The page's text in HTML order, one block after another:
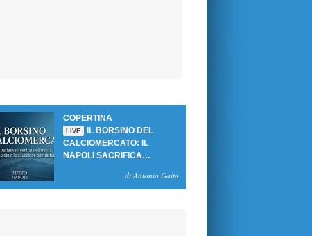
COPERTINA
LIVE
IL BORSINO DEL
CALCIOMERCATO: IL
NAPOLI SACRIFICA
SBLOCCANO ARRIVIdi Antonio Gaito